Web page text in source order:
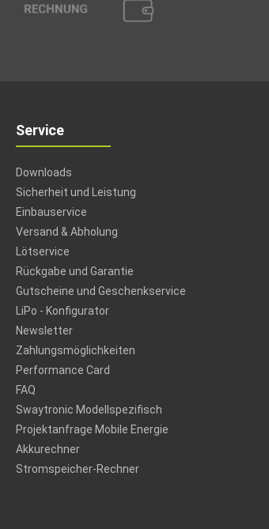
Service
Downloads
Sicherheit und Leistung
Einbauservice
Versand & Abholung
Lötservice
Rückgabe und Garantie
Gutscheine und Geschenkservice
LiPo - Konfigurator
Newsletter
Zahlungsmöglichkeiten
Performance Card
FAQ
Swaytronic Modellspezifisch
Projektanfrage Mobile Energie
Akkurechner
Stromspeicher-Rechner